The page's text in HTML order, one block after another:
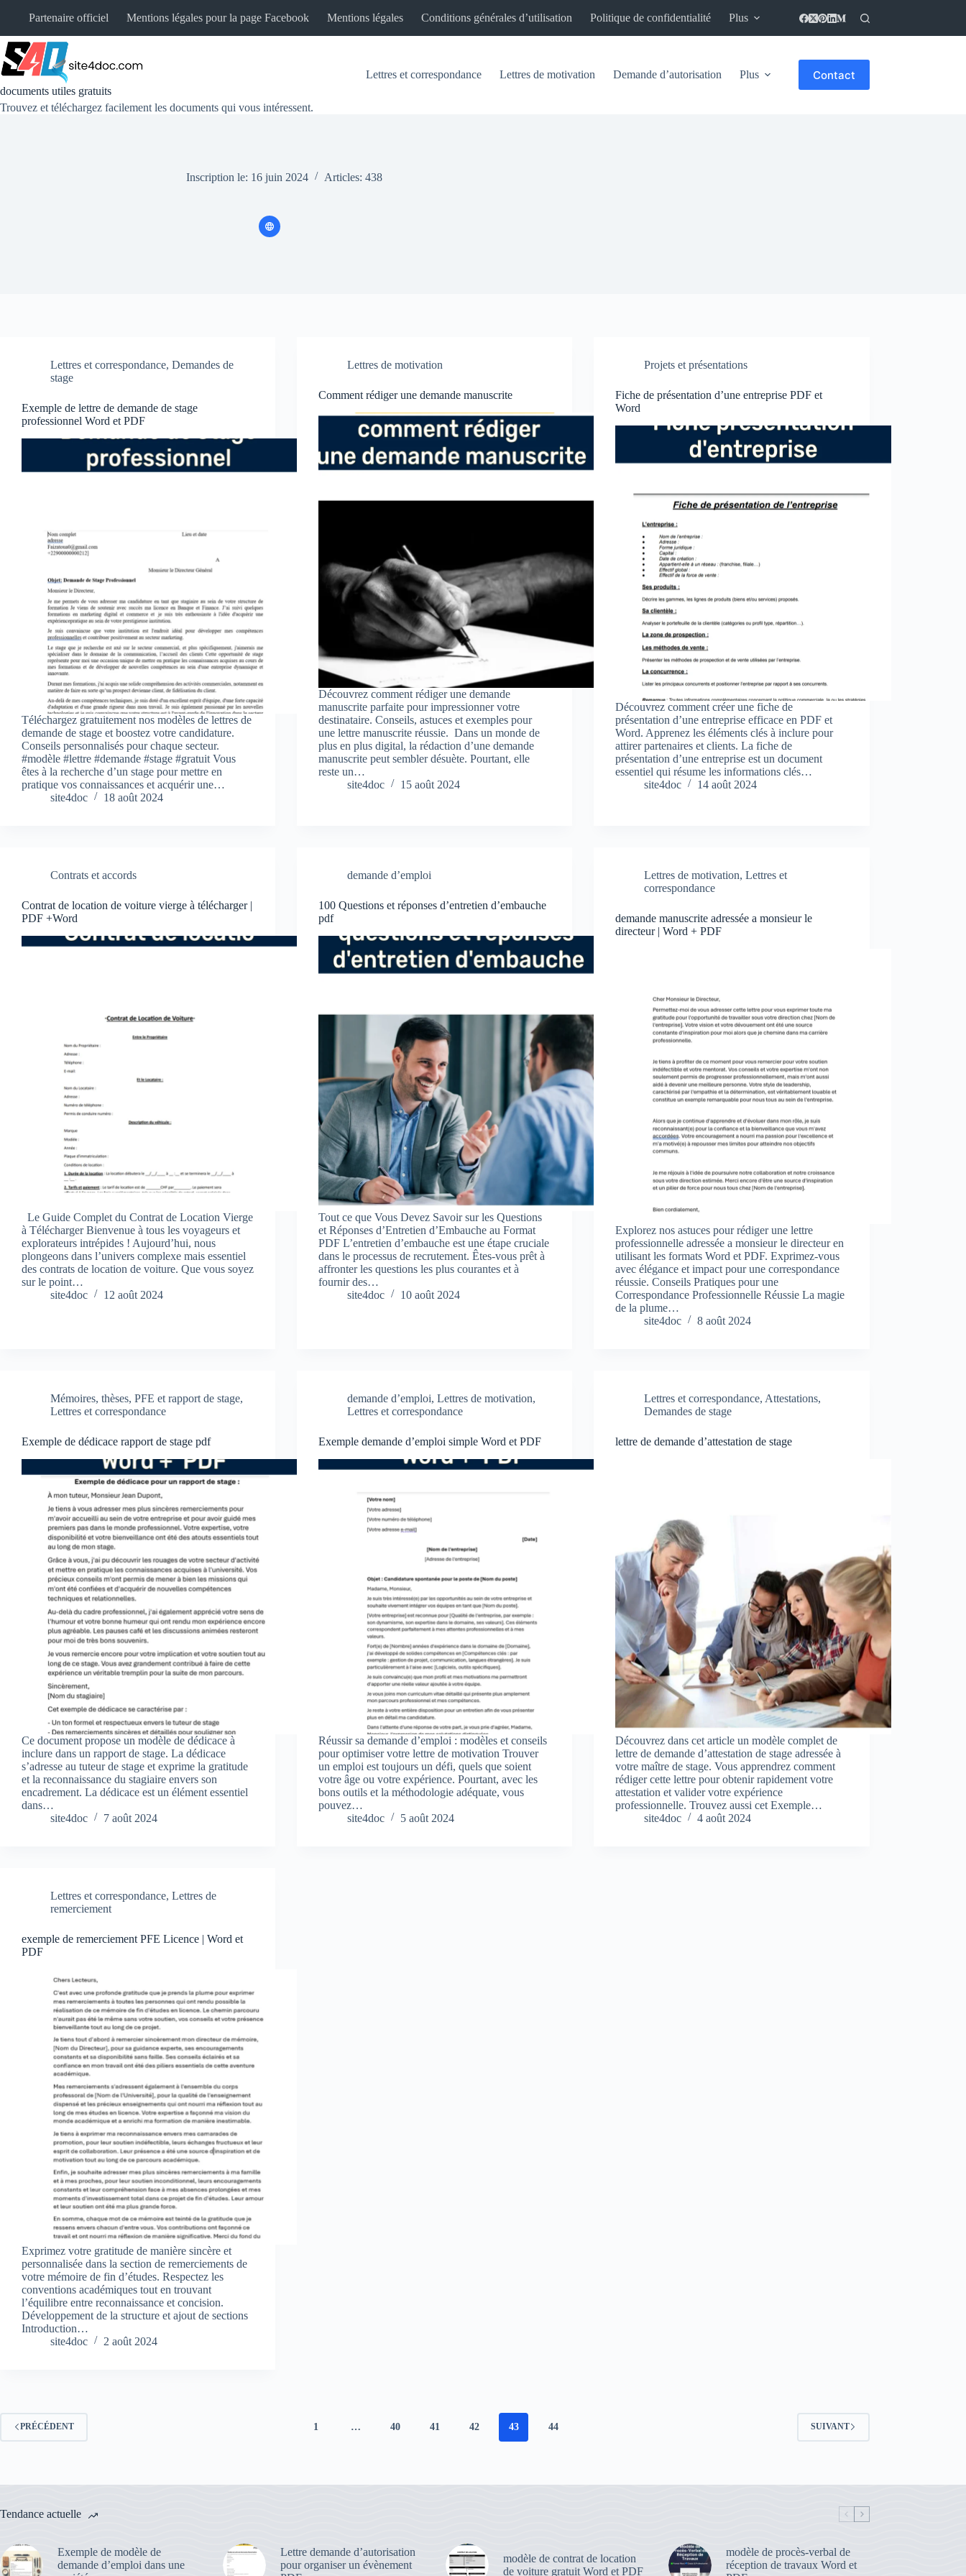
Partenaire officiel Mentions légales pour la page Facebook Mentions légales Conditions générales d’utilisation Politique de confidentialité Plus
documents utiles gratuits
Trouvez et téléchargez facilement les documents qui vous intéressent.
Lettres et correspondance Lettres de motivation Demande d’autorisation Plus Contact
Inscription le: 16 juin 2024 Articles: 438
Lettres et correspondance, Demandes de
stage
Exemple de lettre de demande de stage
professionnel Word et PDF
Téléchargez gratuitement nos modèles de lettres de
demande de stage et boostez votre candidature.
Conseils personnalisés pour chaque secteur.
#modèle #lettre #demande #stage #gratuit Vous
êtes à la recherche d’un stage pour mettre en
pratique vos connaissances et acquérir une…
site4doc
18 août 2024
Lettres de motivation
Comment rédiger une demande manuscrite
Découvrez comment rédiger une demande
manuscrite parfaite pour impressionner votre
destinataire. Conseils, astuces et exemples pour
une lettre manuscrite réussie. Dans un monde de
plus en plus digital, la rédaction d’une demande
manuscrite peut sembler désuète. Pourtant, elle
reste un…
site4doc
15 août 2024
Projets et présentations
Fiche de présentation d’une entreprise PDF et
Word
Découvrez comment créer une fiche de
présentation d’une entreprise efficace en PDF et
Word. Apprenez les éléments clés à inclure pour
attirer partenaires et clients. La fiche de
présentation d’une entreprise est un document
essentiel qui résume les informations clés…
site4doc
14 août 2024
Contrats et accords
Contrat de location de voiture vierge à télécharger |
PDF +Word
Le Guide Complet du Contrat de Location Vierge
à Télécharger Bienvenue à tous les voyageurs et
explorateurs intrépides ! Aujourd’hui, nous
plongeons dans l’univers complexe mais essentiel
des contrats de location de voiture. Que vous soyez
sur le point…
site4doc
12 août 2024
demande d’emploi
100 Questions et réponses d’entretien d’embauche
pdf
Tout ce que Vous Devez Savoir sur les Questions
et Réponses d’Entretien d’Embauche au Format
PDF L’entretien d’embauche est une étape cruciale
dans le processus de recrutement. Êtes-vous prêt à
affronter les questions les plus courantes et à
fournir des…
site4doc
10 août 2024
Lettres de motivation,Lettres et
correspondance
demande manuscrite adressée a monsieur le
directeur | Word + PDF
Explorez nos astuces pour rédiger une lettre
professionnelle adressée a monsieur le directeur en
utilisant les formats Word et PDF. Exprimez-vous
avec élégance et impact pour une correspondance
réussie. Conseils Pratiques pour une
Correspondance Professionnelle Réussie La magie
de la plume…
site4doc
8 août 2024
Mémoires, thèses, PFE et rapport de stage,
Lettres et correspondance
Exemple de dédicace rapport de stage pdf
Ce document propose un modèle de dédicace à
inclure dans un rapport de stage. La dédicace
s’adresse au tuteur de stage et exprime la gratitude
et la reconnaissance du stagiaire envers son
encadrement. La dédicace est un élément essentiel
dans…
site4doc
7 août 2024
demande d’emploi,Lettres de motivation,
Lettres et correspondance
Exemple demande d’emploi simple Word et PDF
Réussir sa demande d’emploi : modèles et conseils
pour optimiser votre lettre de motivation Trouver
un emploi est toujours un défi, quels que soient
votre âge ou votre expérience. Pourtant, avec les
bons outils et la méthodologie adéquate, vous
pouvez…
site4doc
5 août 2024
Lettres et correspondance, Attestations,
Demandes de stage
lettre de demande d’attestation de stage
Découvrez dans cet article un modèle complet de
lettre de demande d’attestation de stage adressée à
votre maître de stage. Vous apprendrez comment
rédiger cette lettre pour obtenir rapidement votre
attestation et valider votre expérience
professionnelle. Trouvez aussi cet Exemple…
site4doc
4 août 2024
Lettres et correspondance, Lettres de
remerciement
exemple de remerciement PFE Licence | Word et
PDF
Exprimez votre gratitude de manière sincère et
personnalisée dans la section de remerciements de
votre mémoire de fin d’études. Respectez les
conventions académiques tout en trouvant
l’équilibre entre reconnaissance et concision.
Développement de la structure et ajout de sections
Introduction…
site4doc
2 août 2024
PRÉCÉDENT 1 … 40 41 42 43 44 SUIVANT
Tendance actuelle
Exemple de modèle de
demande d’emploi dans une
Lettre demande d’autorisation
pour organiser un évènement
modèle de contrat de location
de voiture gratuit Word et PDF
modèle de procès-verbal de
réception de travaux Word et